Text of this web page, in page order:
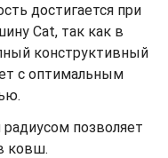
достигается при
Cat, так как в
конструктивный
с оптимальным
позволяет
ковш.